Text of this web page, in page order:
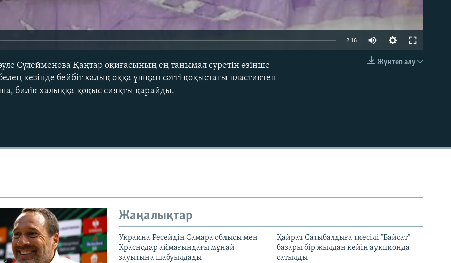
EMBED
2:16
Жүктеп алу
Сүлейменова Қаңтар оқиғасының ең танымал суретін өзінше
кезінде бейбіт халық оққа ұшқан сәтті қоқыстағы пластиктен
билік халыққа қоқыс сияқты қарайды.
Жаңалықтар
Украина Ресейдің Самара облысы мен
Краснодар аймағындағы мұнай
зауытына шабуылдады
Қайрат Сатыбалдыға тиесілі "Байсат"
базары бір жылдан кейін аукционда
сатылды